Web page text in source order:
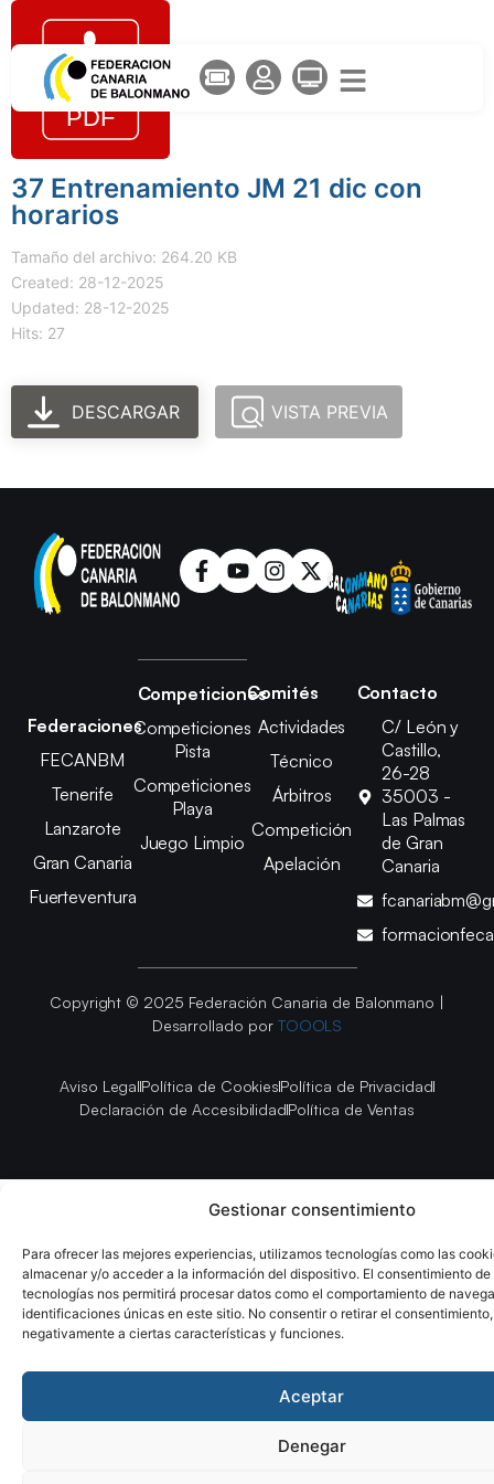
Gestionar consentimiento
Para ofrecer las mejores experiencias, utilizamos tecnologías como las
almacenar y/o acceder a la información del dispositivo. El consentimiento de
tecnologías nos permitirá procesar datos como el comportamiento de
identificaciones únicas en este sitio. No consentir o retirar el
negativamente a ciertas características y funciones.
Aceptar
Denegar
37 Entrenamiento JM 21 dic con
horarios
Tamaño del archivo: 264.20 KB
Created: 28-12-2025
Updated: 28-12-2025
Hits: 27
DESCARGAR VISTA PREVIA
Federaciones
FECANBM
Tenerife
Lanzarote
Gran Canaria
Fuerteventura
Competiciones
Competiciones
Pista
Competiciones
Playa
Juego Limpio
Comités
Actividades
Técnico
Árbitros
Competición
Apelación
Contacto
C/ León y
Castillo,
26-28
35003 -
Las Palmas
de Gran
Canaria
Copyright © 2025 Federación Canaria de Balonmano |
Desarrollado por TOOOLS
Aviso LegalPolítica de CookiesPolítica de Privacidad
Declaración de AccesibilidadPolítica de Ventas